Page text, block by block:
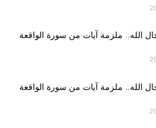
الله.. ملزمة آيات من سورة الواقعة
الله.. ملزمة آيات من سورة الواقعة